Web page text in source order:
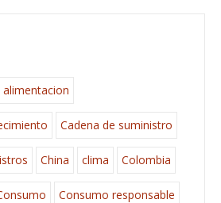
alimentacion
Cadena de suministro
China clima Colombia
Consumo responsable